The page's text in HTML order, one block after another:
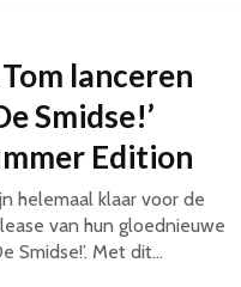
lanceren
Smidse!’
Edition
helemaal klaar voor de
van hun gloednieuwe
Smidse!’. Met dit...